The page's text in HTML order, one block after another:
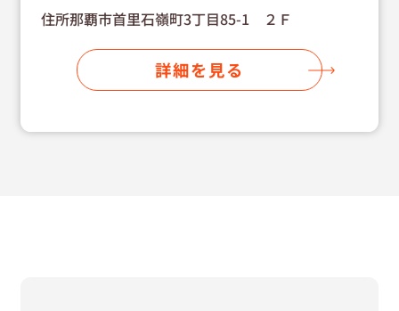
住所那覇市首里石嶺町3丁目85-1 ２Ｆ
詳細を見る